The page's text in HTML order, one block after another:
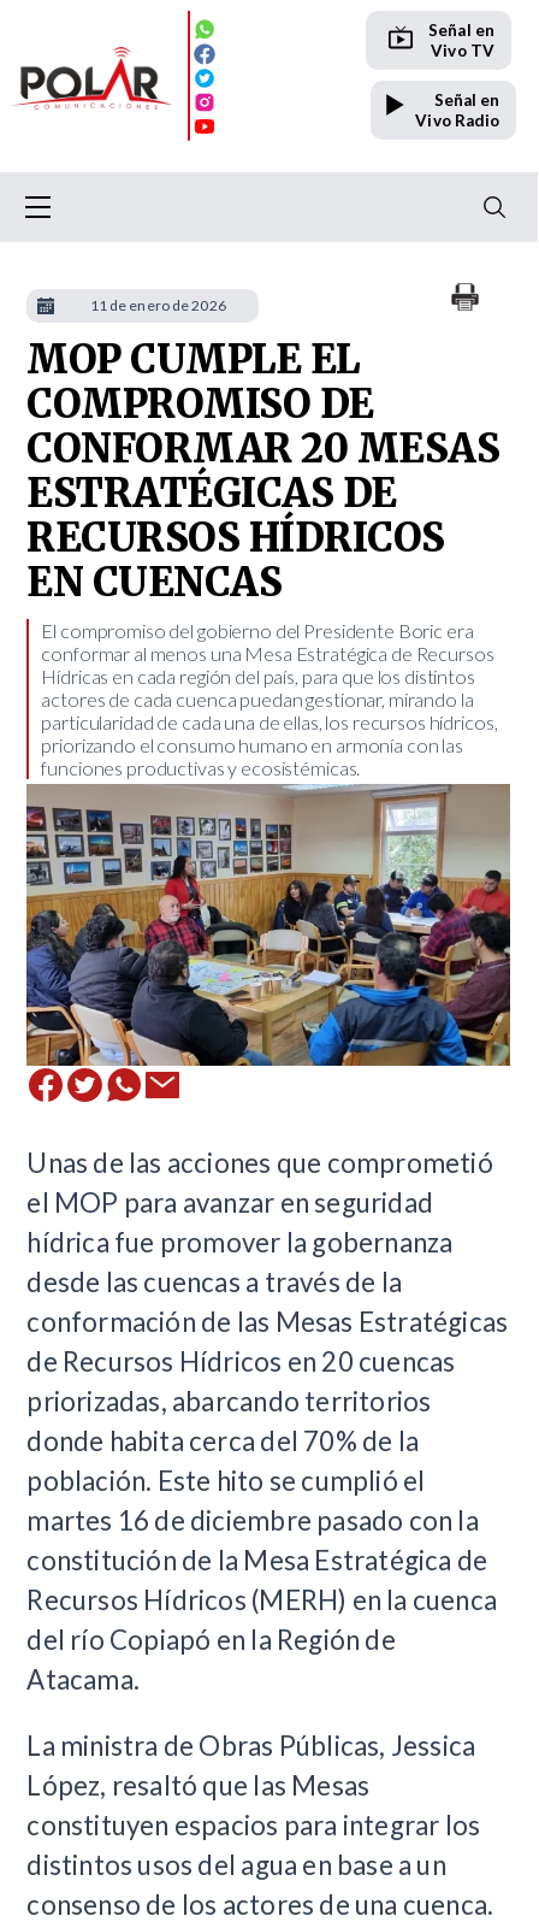
Señal en
Vivo TV
Señal en
Vivo Radio
MOP CUMPLE EL
COMPROMISO DE
CONFORMAR 20 MESAS
ESTRATÉGICAS DE
RECURSOS HÍDRICOS
EN CUENCAS
​El compromiso del gobierno del Presidente Boric era
conformar al menos una Mesa Estratégica de Recursos
Hídricas en cada región del país, para que los distintos
actores de cada cuenca puedan gestionar, mirando la
particularidad de cada una de ellas, los recursos hídricos,
priorizando el consumo humano en armonía con las
funciones productivas y ecosistémicas.
Unas de las acciones que comprometió
el MOP para avanzar en seguridad
hídrica fue promover la gobernanza
desde las cuencas a través de la
conformación de las Mesas Estratégicas
de Recursos Hídricos en 20 cuencas
priorizadas, abarcando territorios
donde habita cerca del 70% de la
población. Este hito se cumplió el
martes 16 de diciembre pasado con la
constitución de la Mesa Estratégica de
Recursos Hídricos (MERH) en la cuenca
del río Copiapó en la Región de
Atacama.
La ministra de Obras Públicas, Jessica
López, resaltó que las Mesas
constituyen espacios para integrar los
distintos usos del agua en base a un
consenso de los actores de una cuenca.
11 de enero de 2026